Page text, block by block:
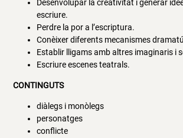
Desenvolupar la creativitat i generar
escriure.
Perdre la por a l’escriptura.
Conèixer diferents mecanismes
Establir lligams amb altres imaginaris i
Escriure escenes teatrals.
CONTINGUTS
diàlegs i monòlegs
personatges
conflicte